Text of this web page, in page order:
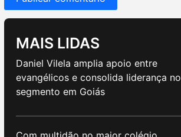
MAIS LIDAS
Daniel Vilela amplia apoio entre
evangélicos e consolida liderança no
segmento em Goiás